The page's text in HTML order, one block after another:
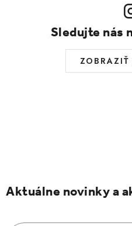
Sledujte nás
ZOBRAZIŤ
Aktuálne novinky a